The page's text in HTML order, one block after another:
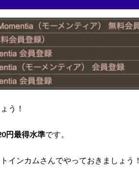
う！
円最得水準です。
インカムさんでやっておきましょう！